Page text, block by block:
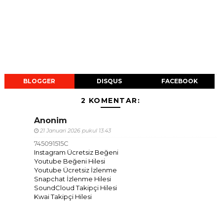
BLOGGER DISQUS FACEBOOK
2 KOMENTAR:
Anonim
21 Januari 2026 pukul 13.43
745091515C
Instagram Ücretsiz Beğeni
Youtube Beğeni Hilesi
Youtube Ücretsiz İzlenme
Snapchat İzlenme Hilesi
SoundCloud Takipçi Hilesi
Kwai Takipçi Hilesi